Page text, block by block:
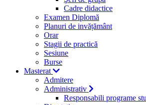
Cadre didactice
Examen Diplomă
Planuri de invățământ
Orar
Stagii de practică
Sesiune
Burse
Masterat
Admitere
Administrativ
Responsabili programe